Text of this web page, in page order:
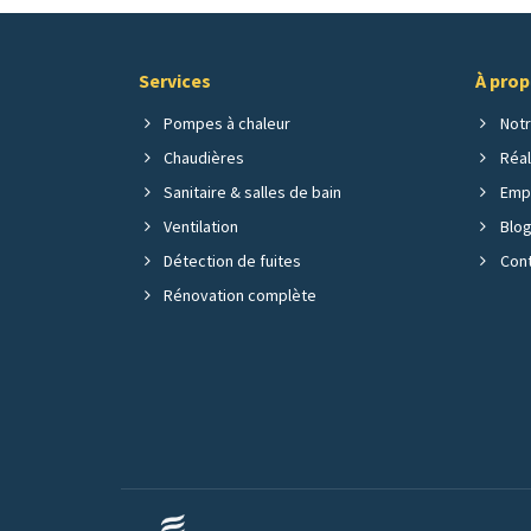
Services
Pompes à chaleur
Chaudières
Sanitaire & salles de bain
Ventilation
Détection de fuites
Rénovation complète
À
Blog